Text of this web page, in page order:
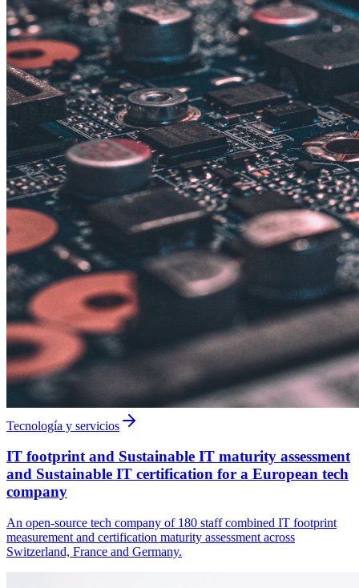
Tecnología y servicios
IT footprint and Sustainable IT maturity assessment
and Sustainable IT certification for a European tech
company
An open-source tech company of 180 staff combined IT footprint
measurement and certification maturity assessment across
Switzerland, France and Germany.